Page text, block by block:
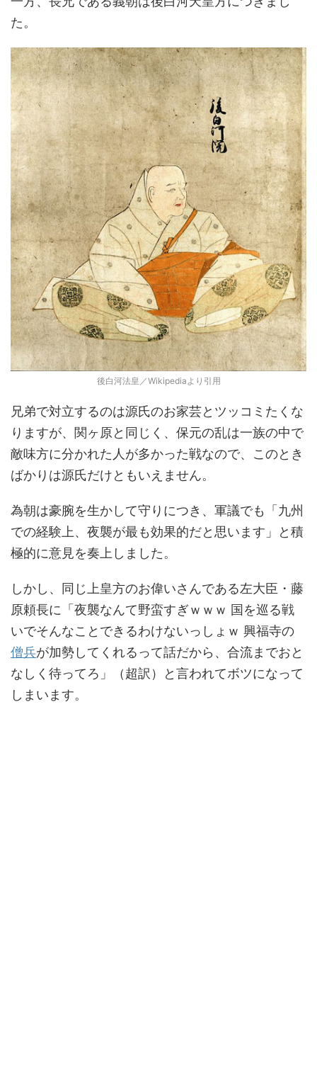
た。
後白河法皇／Wikipediaより引用
兄弟で対立するのは源氏のお家芸とツッコミたくな
りますが、関ヶ原と同じく、保元の乱は一族の中で
敵味方に分かれた人が多かった戦なので、このとき
ばかりは源氏だけともいえません。
為朝は豪腕を生かして守りにつき、軍議でも「九州
での経験上、夜襲が最も効果的だと思います」と積
極的に意見を奏上しました。
しかし、同じ上皇方のお偉いさんである左大臣・藤
原頼長に「夜襲なんて野蛮すぎｗｗｗ 国を巡る戦
いでそんなことできるわけないっしょｗ 興福寺の
僧兵が加勢してくれるって話だから、合流までおと
なしく待ってろ」（超訳）と言われてボツになって
しまいます。